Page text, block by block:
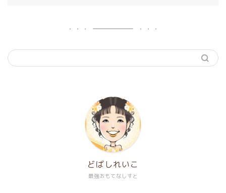
最強おもてなしすと
どばしれいこ